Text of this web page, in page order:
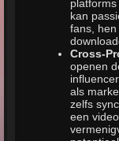
kan
fans,
Cross-
openen
als
zelfs
een